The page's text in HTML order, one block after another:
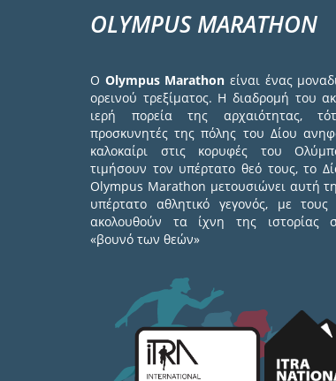
OLYMPUS MARATHON
Ο Olympus Marathon είναι ένας
ορεινού τρεξίματος. Η διαδρομή του
ιερή πορεία της αρχαιότητας,
προσκυνητές της πόλης του Δίου
καλοκαίρι στις κορυφές του
τιμήσουν τον υπέρτατο θεό τους, το
Olympus Marathon μετουσιώνει αυτή
υπέρτατο αθλητικό γεγονός, με
ακολουθούν τα ίχνη της ιστορίας
«βουνό των θεών»